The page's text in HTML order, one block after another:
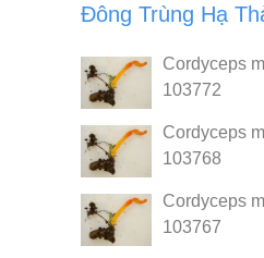
Đông Trùng Hạ
Cordyceps
103772
Cordyceps
103768
Cordyceps
103767